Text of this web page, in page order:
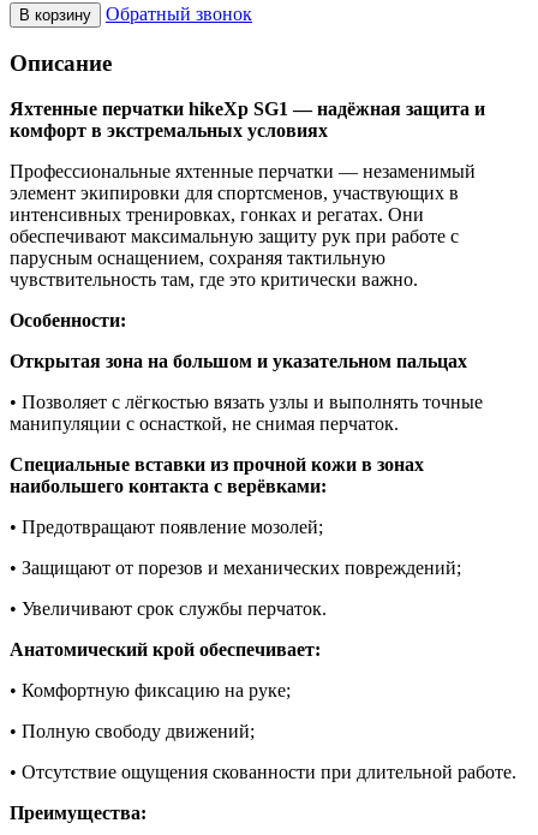
В корзину Обратный звонок
Описание
Яхтенные перчатки hikeXp SG1 — надёжная защита и
комфорт в экстремальных условиях
Профессиональные яхтенные перчатки — незаменимый
элемент экипировки для спортсменов, участвующих в
интенсивных тренировках, гонках и регатах. Они
обеспечивают максимальную защиту рук при работе с
парусным оснащением, сохраняя тактильную
чувствительность там, где это критически важно.
Особенности:
Открытая зона на большом и указательном пальцах
• Позволяет с лёгкостью вязать узлы и выполнять точные
манипуляции с оснасткой, не снимая перчаток.
Специальные вставки из прочной кожи в зонах
наибольшего контакта с верёвками:
• Предотвращают появление мозолей;
• Защищают от порезов и механических повреждений;
• Увеличивают срок службы перчаток.
Анатомический крой обеспечивает:
• Комфортную фиксацию на руке;
• Полную свободу движений;
• Отсутствие ощущения скованности при длительной работе.
Преимущества: